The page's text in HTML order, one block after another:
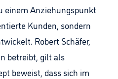
einem Anziehungspunkt
Kunden, sondern
Robert Schäfer,
betreibt, gilt als
beweist, dass sich im